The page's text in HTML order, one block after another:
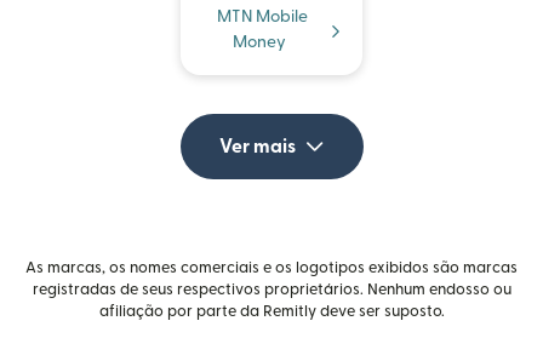
MTN Mobile
Money
Ver mais
As marcas, os nomes comerciais e os logotipos exibidos são marcas
registradas de seus respectivos proprietários. Nenhum endosso ou
afiliação por parte da Remitly deve ser suposto.